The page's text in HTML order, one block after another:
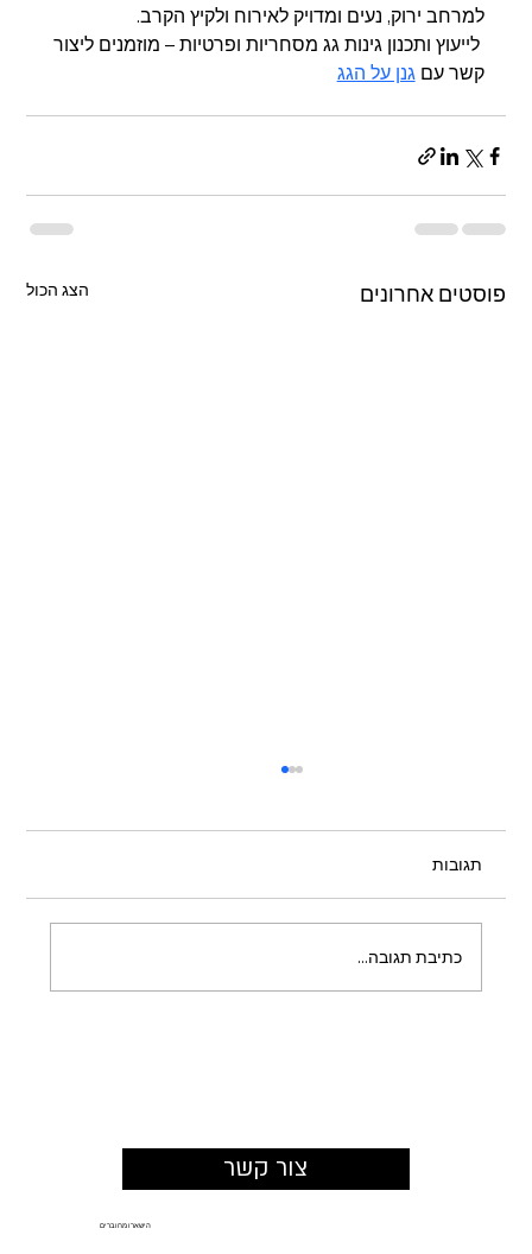
למרחב ירוק, נעים ומדויק לאירוח ולקיץ הקרב.
לייעוץ ותכנון גינות גג מסחריות ופרטיות – מוזמנים ליצור
קשר עם גנן על הגג
פוסטים אחרונים הצג הכול
תגובות
כתיבת תגובה...
צור קשר
הישארו מחוברים